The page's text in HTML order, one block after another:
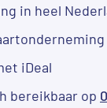
in heel
iDeal
bereikbaar op